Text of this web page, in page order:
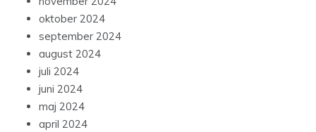
oktober 2024
september 2024
august 2024
juli 2024
juni 2024
maj 2024
april 2024